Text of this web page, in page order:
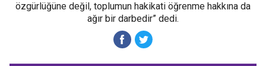
özgürlüğüne değil, toplumun hakikati öğrenme hakkına da
ağır bir darbedir” dedi.